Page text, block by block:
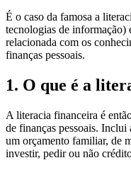
É o caso da famosa a
tecnologias de informação)
relacionada com os
finanças pessoais.
1. O que é a
A literacia financeira é
de finanças pessoais. Inclui
um orçamento familiar, de
investir, pedir ou não